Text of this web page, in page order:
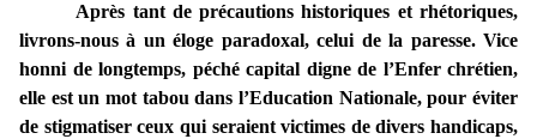
Après tant de précautions historiques et rhétoriques,
livrons-nous à un éloge paradoxal, celui de la paresse. Vice
honni de longtemps, péché capital digne de l’Enfer chrétien,
elle est un mot tabou dans l’Education Nationale, pour éviter
de stigmatiser ceux qui seraient victimes de divers handicaps,